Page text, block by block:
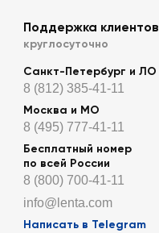
Поддержка клиентов
круглосуточно
Санкт-Петербург и ЛО
8 (812) 385-41-11
Москва и МО
8 (495) 777-41-11
Бесплатный номер
по всей России
8 (800) 700-41-11
info@lenta.com
Написать в Telegram